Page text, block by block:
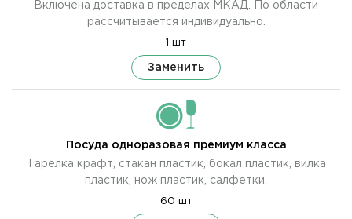
Включена доставка в пределах МКАД. По области
рассчитывается индивидуально.
1 шт
Заменить
Посуда одноразовая премиум класса
Тарелка крафт, стакан пластик, бокал пластик, вилка
пластик, нож пластик, салфетки.
60 шт